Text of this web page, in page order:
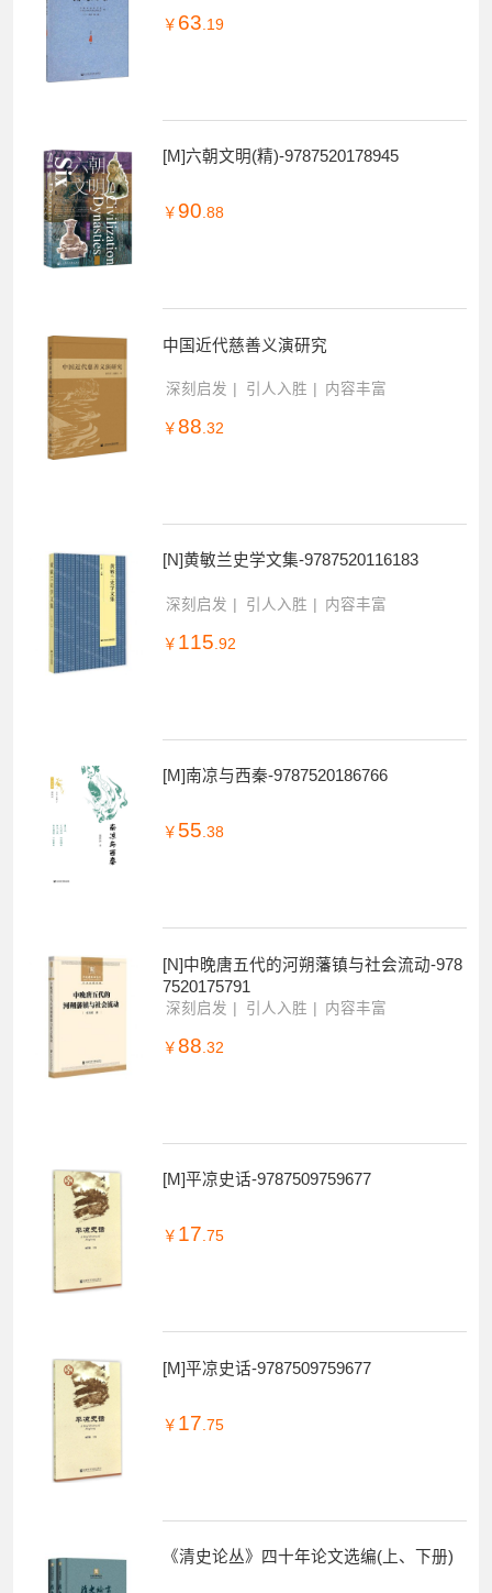
￥ 63 .19
[M]六朝文明(精)-9787520178945
￥ 90.88
中国近代慈善义演研究
深刻启发 引人入胜 内容丰富
￥ 88 .32
[N]黄敏兰史学文集-9787520116183
深刻启发 引人入胜 内容丰富
￥ 115 .92
[M]南凉与西秦-9787520186766
￥ 55.38
[N]中晚唐五代的河朔藩镇与社会流动-978
7520175791
深刻启发 引人入胜 内容丰富
￥ 88 .32
[M]平凉史话-9787509759677
￥ 17.75
[M]平凉史话-9787509759677
￥ 17 .75
《清史论丛》四十年论文选编(上、下册)